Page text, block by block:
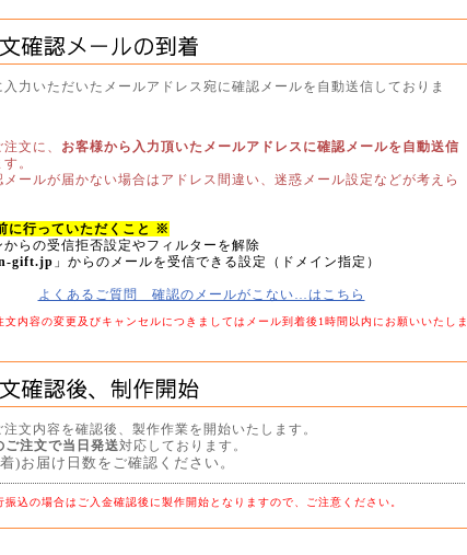
入力いただいたメールアドレス宛に確認メールを自動送信しておりま
文に、 お客様から入力頂いたメールアドレスに確認メールを自動送信
。
メールが届かない場合はアドレス間違い、迷惑メール設定などが考えら
に行っていただくこと ※
からの受信拒否設定やフィルターを解除
gift.jp 」からのメールを受信できる設定（ドメイン指定）
よくあるご質問 確認のメールがこない…はこちら
文内容の変更及びキャンセルにつきましてはメール到着後1時間以内にお願いいたしま
注文内容を確認後、製作作業を開始いたします。
ご注文で当日発送対応しております。
)お届け日数をご確認ください。
振込の場合はご入金確認後に製作開始となりますので、ご注意ください。